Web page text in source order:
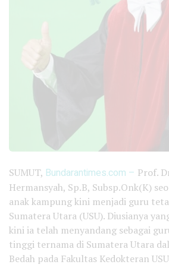
SUMUT, Bundarantimes.com – Prof.
Hermansyah, Sp.B, Subsp.Onk(K)
anak kampung kini menjadi guru
Sumatera Utara (USU). Diusianya
kini ia telah menyandang sebagai
tinggi ternama di Sumatera Utara
Bedah pada Fakultas Kedokteran